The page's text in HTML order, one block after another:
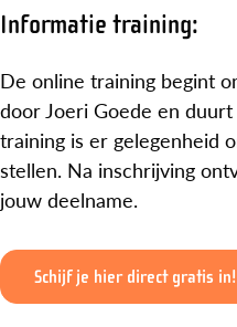
Informatie training:
De online training begint
door Joeri Goede en
training is er gelegenheid
stellen. Na inschrijving
jouw deelname.
Schijf je hier direct gratis in!